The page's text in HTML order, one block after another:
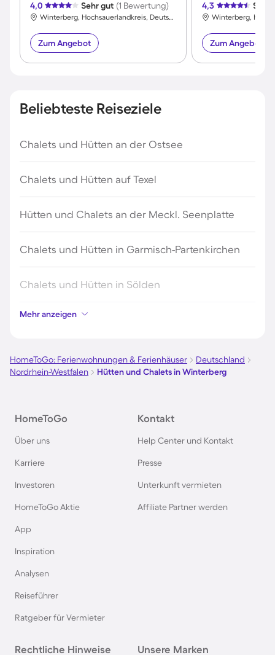
4,0
Sehr gut (1 Bewertung)
Winterberg, Hochsauerlandkreis, Deutschland
Zum Angebot
4,3
Sehr
Zum Angebot
Beliebteste Reiseziele
Chalets und Hütten an der Ostsee
Chalets und Hütten auf Texel
Hütten und Chalets an der Meckl. Seenplatte
Chalets und Hütten in Garmisch-Partenkirchen
Chalets und Hütten in Sölden
Chalets und Hütten in Zandvoort
Hütten und Chalets in Ellmau
Hütten und Chalets im Montafon
Chalets und Hütten in Mayrhofen
Chalets und Hütten in Belgien
Chalets und Hütten in Flachau
Mehr anzeigen
HomeToGo: Ferienwohnungen & Ferienhäuser
Deutschland
Nordrhein-Westfalen
Hütten und Chalets in Winterberg
HomeToGo
Über uns
Karriere
Investoren
HomeToGo Aktie
App
Inspiration
Analysen
Reiseführer
Ratgeber für Vermieter
Kontakt
Help Center und Kontakt
Presse
Unterkunft vermieten
Affiliate Partner werden
Rechtliche Hinweise Unsere Marken